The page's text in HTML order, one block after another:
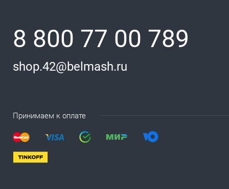
8 800 77 00 789
shop.42@belmash.ru
Принимаем к оплате